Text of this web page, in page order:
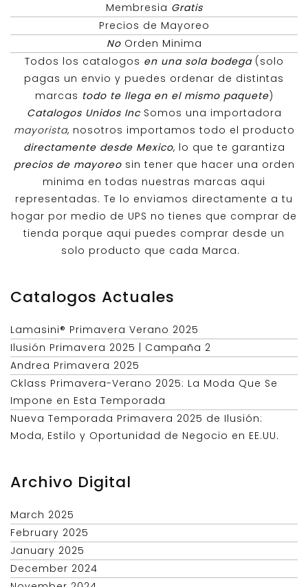
Membresia Gratis
Precios de Mayoreo
NoOrden Minima
Todos los catalogos en una sola bodega (solo
pagas un envio y puedes ordenar de distintas
marcas todo te llega en el mismo paquete)
Catalogos Unidos IncSomos una importadora
mayorista, nosotros importamos todo el producto
directamente desde Mexico, lo que te garantiza
precios de mayoreosin tener que hacer una orden
minima en todas nuestras marcas aqui
representadas. Te lo enviamos directamente a tu
hogar por medio de UPS no tienes que comprar de
tienda porque aqui puedes comprar desde un
solo producto que cada Marca.
Catalogos Actuales
Lamasini® Primavera Verano 2025
Ilusión Primavera 2025 | Campaña 2
Andrea Primavera 2025
Cklass Primavera-Verano 2025: La Moda Que Se
Impone en Esta Temporada
Nueva Temporada Primavera 2025 de Ilusión:
Moda, Estilo y Oportunidad de Negocio en EE.UU.
Archivo Digital
March 2025
February 2025
January 2025
December 2024